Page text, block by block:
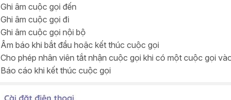
Ghi âm cuộc gọi đến
Ghi âm cuộc gọi đi
Ghi âm cuộc gọi nội bộ
Âm báo khi bắt đầu hoặc kết thúc cuộc gọi
Cho phép nhân viên tắt nhận cuộc gọi khi có một cuộc gọi
Báo cáo khi kết thúc cuộc gọi